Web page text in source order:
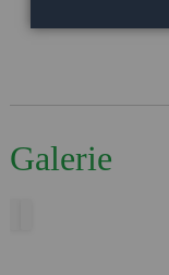
Galerie